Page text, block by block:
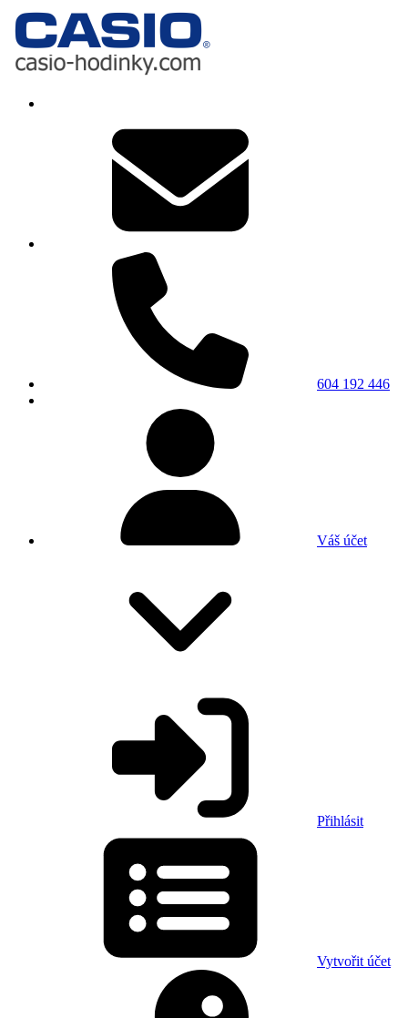
604 192 446
Váš účet
Přihlásit
Vytvořit účet